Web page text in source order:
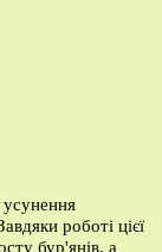
роботі цієї
бур'янів, а